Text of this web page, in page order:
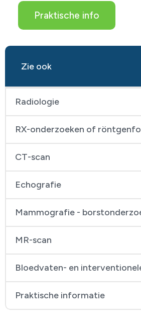
Praktische info
Zie ook
Radiologie
RX-onderzoeken of
CT-scan
Echografie
Mammografie -
MR-scan
Bloedvaten- en
Praktische informatie